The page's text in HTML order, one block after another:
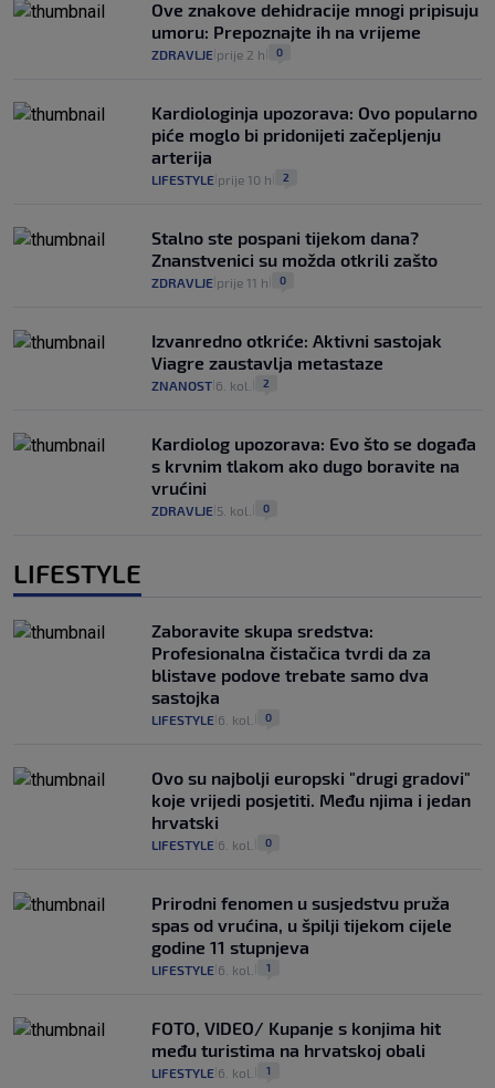
Ove znakove dehidracije mnogi pripisuju
umoru: Prepoznajte ih na vrijeme
ZDRAVLJE prije 2 h 0
Kardiologinja upozorava: Ovo popularno
piće moglo bi pridonijeti začepljenju
arterija
LIFESTYLE prije 10 h 2
Stalno ste pospani tijekom dana?
Znanstvenici su možda otkrili zašto
ZDRAVLJE prije 11 h 0
Izvanredno otkriće: Aktivni sastojak
Viagre zaustavlja metastaze
ZNANOST 6. kol. 2
Kardiolog upozorava: Evo što se događa
s krvnim tlakom ako dugo boravite na
vrućini
ZDRAVLJE 5. kol. 0
LIFESTYLE
Zaboravite skupa sredstva:
Profesionalna čistačica tvrdi da za
blistave podove trebate samo dva
sastojka
LIFESTYLE 6. kol. 0
Ovo su najbolji europski "drugi gradovi"
koje vrijedi posjetiti. Među njima i jedan
hrvatski
LIFESTYLE 6. kol. 0
Prirodni fenomen u susjedstvu pruža
spas od vrućina, u špilji tijekom cijele
godine 11 stupnjeva
LIFESTYLE 6. kol. 1
FOTO, VIDEO/ Kupanje s konjima hit
među turistima na hrvatskoj obali
LIFESTYLE 6. kol. 1